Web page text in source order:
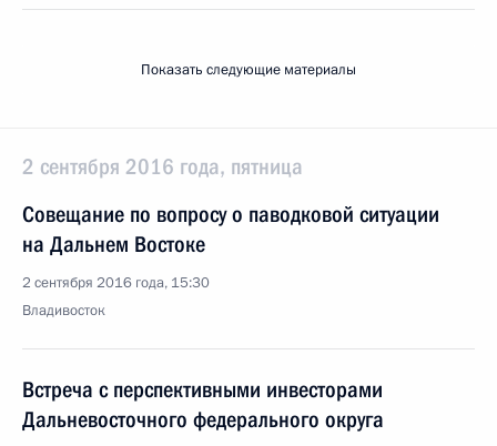
Показать следующие материалы
2 сентября 2016 года, пятница
Совещание по вопросу о паводковой ситуации
на Дальнем Востоке
2 сентября 2016 года, 15:30
Владивосток
Встреча с перспективными инвесторами
Дальневосточного федерального округа